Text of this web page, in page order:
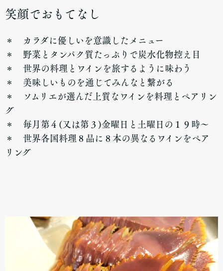
笑顔でおもてなし
＊ カラダに優しいを意識したメニュー
＊ 野菜とタンパク質たっぷりで炭水化物控え目
＊ 世界の料理とワインを旅するように味わう
＊ 美味しいものを通じてみんなと繋がる
＊ ソムリエが選んだ上質なワインを料理とペアリン
グ
＊ 毎月第４(又は第３)金曜日と土曜日の１９時〜
＊ 世界各国料理８品に８本の異なるワインをペア
リング